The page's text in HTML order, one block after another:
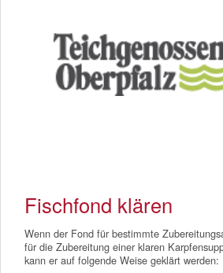
Fischfond klären
Wenn der Fond für bestimmte
für die Zubereitung einer klaren
kann er auf folgende Weise geklärt werden: